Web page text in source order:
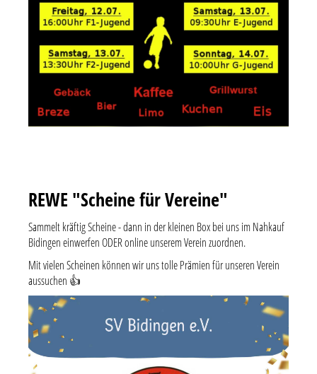
REWE "Scheine für Vereine"
Sammelt kräftig Scheine - dann in der kleinen Box bei uns im Nahkauf
Bidingen einwerfen ODER online unserem Verein zuordnen.
Mit vielen Scheinen können wir uns tolle Prämien für unseren Verein
aussuchen 👍